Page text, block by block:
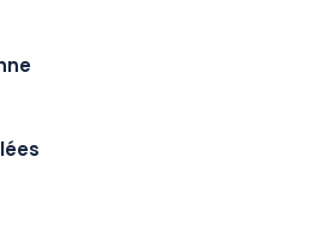
d’artisanat ou simplement curieux
compétence, cet atelier est